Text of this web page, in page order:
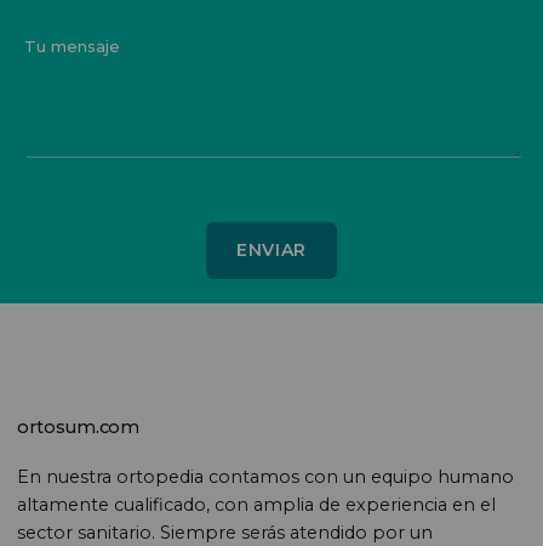
Tu mensaje
ortosum.com
En nuestra ortopedia contamos con un equipo humano
altamente cualificado, con amplia de experiencia en el
sector sanitario. Siempre serás atendido por un